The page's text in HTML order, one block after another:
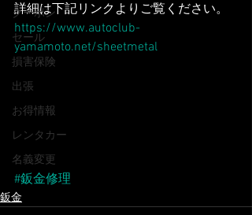
クーポン
セール
損害保険
出張
お得情報
レンタカー
名義変更
詳細は下記リンクよりご覧ください。
https://www.autoclub-
yamamoto.net/sheetmetal
#鈑金修理
鈑金